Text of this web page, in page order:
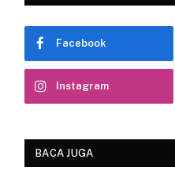
Facebook
Instagram
BACA JUGA